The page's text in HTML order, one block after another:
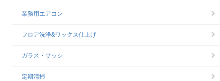
業務用エアコン
フロア洗浄&ワックス仕上げ
ガラス・サッシ
定期清掃